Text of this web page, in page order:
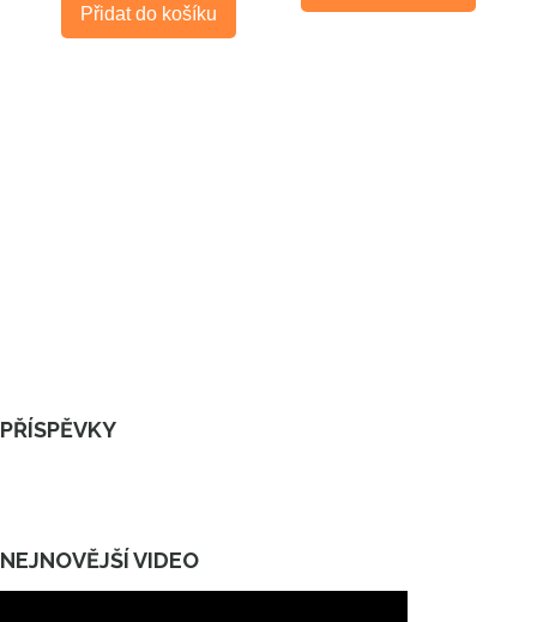
Přidat do košíku
PŘÍSPĚVKY
NEJNOVĚJŠÍ VIDEO